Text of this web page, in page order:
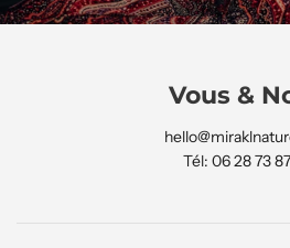
Vous &
Tél: 06 28 73